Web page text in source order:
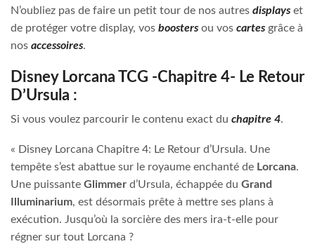
N’oubliez pas de faire un petit tour de nos autres displays et
de protéger votre display, vos boosters ou vos cartes grâce à
nos accessoires.
Disney Lorcana TCG -Chapitre 4- Le Retour
D’Ursula :
Si vous voulez parcourir le contenu exact du chapitre 4.
« Disney Lorcana Chapitre 4: Le Retour d’Ursula. Une
tempête s’est abattue sur le royaume enchanté de Lorcana.
Une puissante Glimmer d’Ursula, échappée du Grand
Illuminarium, est désormais prête à mettre ses plans à
exécution. Jusqu’où la sorcière des mers ira-t-elle pour
régner sur tout Lorcana ?